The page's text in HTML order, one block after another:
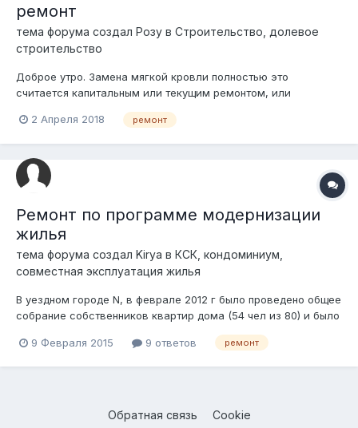
ремонт
тема форума создал Розу в Строительство, долевое
строительство
Доброе утро. Замена мягкой кровли полностью это
считается капитальным или текущим ремонтом, или
госпредпиятией
2 Апреля 2018 ремонт
Ремонт по программе модернизации
жилья
тема форума создал Kirya в КСК, кондоминиум,
совместная эксплуатация жилья
В уездном городе N, в феврале 2012 г было проведено общее
собрание собственников квартир дома (54 чел из 80) и было
дома с привлечением заемных средств по программе
9 Февраля 2015 9 ответов ремонт
Обратная связь Cookie